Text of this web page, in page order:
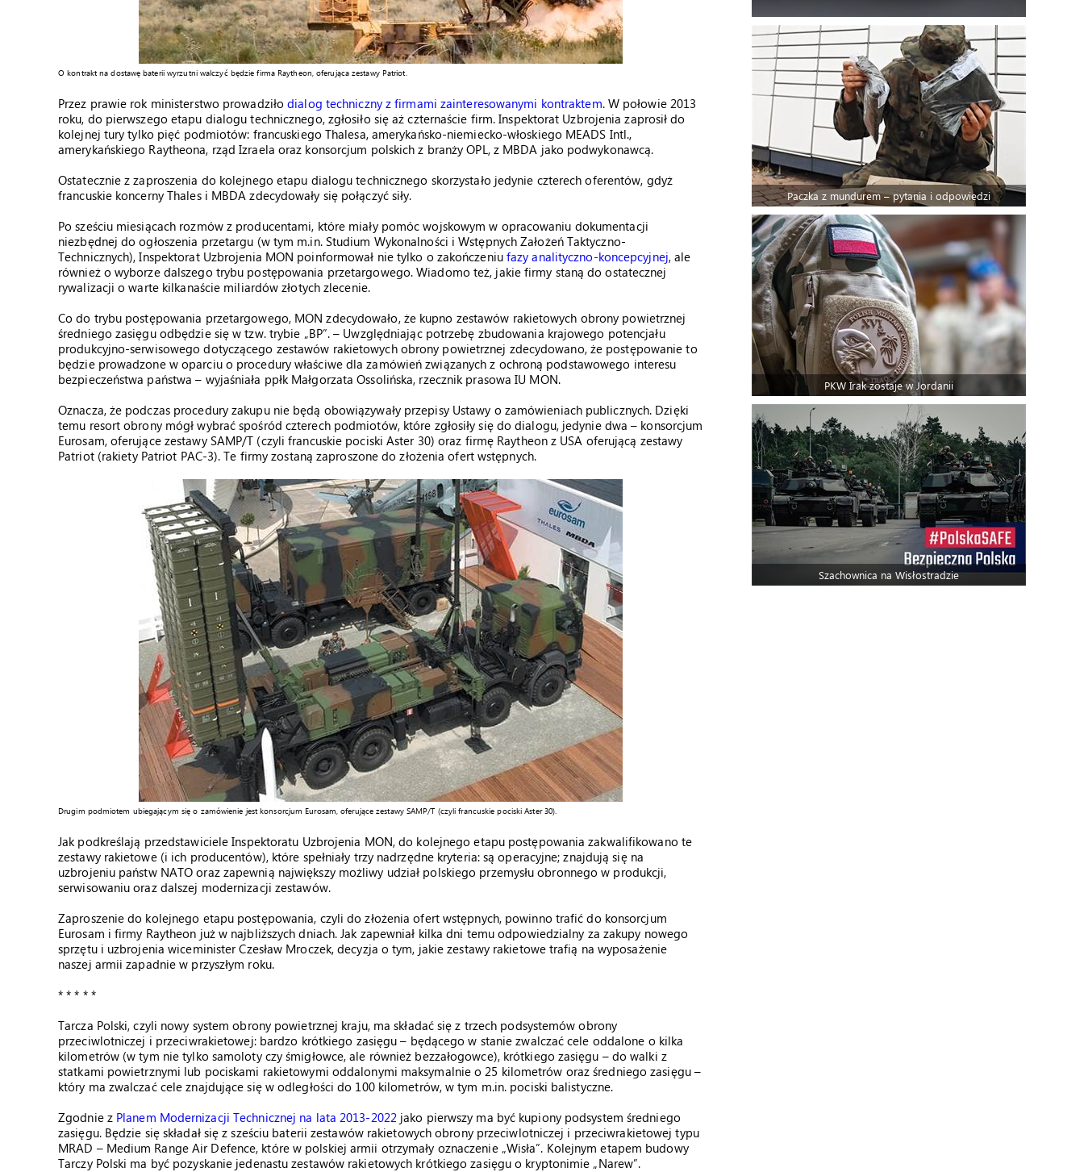
O kontrakt na dostawę baterii wyrzutni walczyć będzie firma Raytheon, oferująca zestawy Patriot.
Przez prawie rok ministerstwo prowadziłodialog techniczny z firmami zainteresowanymi kontraktem. W połowie 2013
roku, do pierwszego etapu dialogu technicznego, zgłosiło się aż czternaście firm. Inspektorat Uzbrojenia zaprosił do
kolejnej tury tylko pięć podmiotów: francuskiego Thalesa, amerykańsko-niemiecko-włoskiego MEADS Intl.,
amerykańskiego Raytheona, rząd Izraela oraz konsorcjum polskich z branży OPL, z MBDA jako podwykonawcą.
Ostatecznie z zaproszenia do kolejnego etapu dialogu technicznego skorzystało jedynie czterech oferentów, gdyż
francuskie koncerny Thales i MBDA zdecydowały się połączyć siły.
Po sześciu miesiącach rozmów z producentami, które miały pomóc wojskowym w opracowaniu dokumentacji
niezbędnej do ogłoszenia przetargu (w tym m.in. Studium Wykonalności i Wstępnych Założeń Taktyczno-
Technicznych), Inspektorat Uzbrojenia MON poinformował nie tylko o zakończeniu fazy analityczno-koncepcyjnej, ale
również o wyborze dalszego trybu postępowania przetargowego. Wiadomo też, jakie firmy staną do ostatecznej
rywalizacji o warte kilkanaście miliardów złotych zlecenie.
Co do trybu postępowania przetargowego, MON zdecydowało, że kupno zestawów rakietowych obrony powietrznej
średniego zasięgu odbędzie się w tzw. trybie „BP”. – Uwzględniając potrzebę zbudowania krajowego potencjału
produkcyjno-serwisowego dotyczącego zestawów rakietowych obrony powietrznej zdecydowano, że postępowanie to
będzie prowadzone w oparciu o procedury właściwe dla zamówień związanych z ochroną podstawowego interesu
bezpieczeństwa państwa – wyjaśniała ppłk Małgorzata Ossolińska, rzecznik prasowa IU MON.
Oznacza, że podczas procedury zakupu nie będą obowiązywały przepisy Ustawy o zamówieniach publicznych. Dzięki
temu resort obrony mógł wybrać spośród czterech podmiotów, które zgłosiły się do dialogu, jedynie dwa – konsorcjum
Eurosam, oferujące zestawy SAMP/T (czyli francuskie pociski Aster 30) oraz firmę Raytheon z USA oferującą zestawy
Patriot (rakiety Patriot PAC-3). Te firmy zostaną zaproszone do złożenia ofert wstępnych.
Drugim podmiotem ubiegającym się o zamówienie jest konsorcjum Eurosam, oferujące zestawy SAMP/T (czyli francuskie pociski Aster 30).
Jak podkreślają przedstawiciele Inspektoratu Uzbrojenia MON, do kolejnego etapu postępowania zakwalifikowano te
zestawy rakietowe (i ich producentów), które spełniały trzy nadrzędne kryteria: są operacyjne; znajdują się na
uzbrojeniu państw NATO oraz zapewnią największy możliwy udział polskiego przemysłu obronnego w produkcji,
serwisowaniu oraz dalszej modernizacji zestawów.
Zaproszenie do kolejnego etapu postępowania, czyli do złożenia ofert wstępnych, powinno trafić do konsorcjum
Eurosam i firmy Raytheon już w najbliższych dniach. Jak zapewniał kilka dni temu odpowiedzialny za zakupy nowego
sprzętu i uzbrojenia wiceminister Czesław Mroczek, decyzja o tym, jakie zestawy rakietowe trafią na wyposażenie
naszej armii zapadnie w przyszłym roku.
* * * * *
Tarcza Polski, czyli nowy system obrony powietrznej kraju, ma składać się z trzech podsystemów obrony
przeciwlotniczej i przeciwrakietowej: bardzo krótkiego zasięgu – będącego w stanie zwalczać cele oddalone o kilka
kilometrów (w tym nie tylko samoloty czy śmigłowce, ale również bezzałogowce), krótkiego zasięgu – do walki z
statkami powietrznymi lub pociskami rakietowymi oddalonymi maksymalnie o 25 kilometrów oraz średniego zasięgu –
który ma zwalczać cele znajdujące się w odległości do 100 kilometrów, w tym m.in. pociski balistyczne.
Zgodnie z Planem Modernizacji Technicznej na lata 2013-2022 jako pierwszy ma być kupiony podsystem średniego
zasięgu. Będzie się składał się z sześciu baterii zestawów rakietowych obrony przeciwlotniczej i przeciwrakietowej typu
MRAD – Medium Range Air Defence, które w polskiej armii otrzymały oznaczenie „Wisła”. Kolejnym etapem budowy
Tarczy Polski ma być pozyskanie jedenastu zestawów rakietowych krótkiego zasięgu o kryptonimie „Narew”.
Paczka z mundurem – pytania i odpowiedzi
PKW Irak zostaje w Jordanii
Szachownica na Wisłostradzie